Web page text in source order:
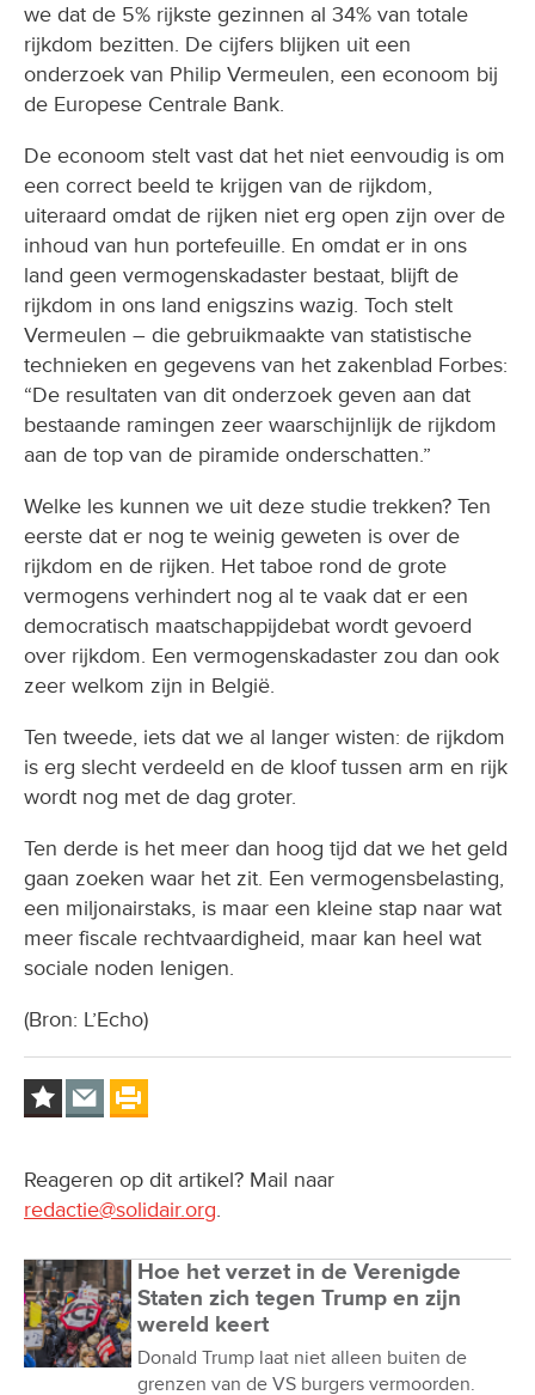
we dat de 5% rijkste gezinnen al 34% van totale
rijkdom bezitten. De cijfers blijken uit een
onderzoek van Philip Vermeulen, een econoom bij
de Europese Centrale Bank.
De econoom stelt vast dat het niet eenvoudig is om
een correct beeld te krijgen van de rijkdom,
uiteraard omdat de rijken niet erg open zijn over de
inhoud van hun portefeuille. En omdat er in ons
land geen vermogenskadaster bestaat, blijft de
rijkdom in ons land enigszins wazig. Toch stelt
Vermeulen – die gebruikmaakte van statistische
technieken en gegevens van het zakenblad Forbes:
“De resultaten van dit onderzoek geven aan dat
bestaande ramingen zeer waarschijnlijk de rijkdom
aan de top van de piramide onderschatten.”
Welke les kunnen we uit deze studie trekken? Ten
eerste dat er nog te weinig geweten is over de
rijkdom en de rijken. Het taboe rond de grote
vermogens verhindert nog al te vaak dat er een
democratisch maatschappijdebat wordt gevoerd
over rijkdom. Een vermogenskadaster zou dan ook
zeer welkom zijn in België.
Ten tweede, iets dat we al langer wisten: de rijkdom
is erg slecht verdeeld en de kloof tussen arm en rijk
wordt nog met de dag groter.
Ten derde is het meer dan hoog tijd dat we het geld
gaan zoeken waar het zit. Een vermogensbelasting,
een miljonairstaks, is maar een kleine stap naar wat
meer fiscale rechtvaardigheid, maar kan heel wat
sociale noden lenigen.
(Bron: L’Echo)
Reageren op dit artikel? Mail naar
redactie@solidair.org.
Hoe het verzet in de Verenigde
Staten zich tegen Trump en zijn
wereld keert
Donald Trump laat niet alleen buiten de
grenzen van de VS burgers vermoorden.